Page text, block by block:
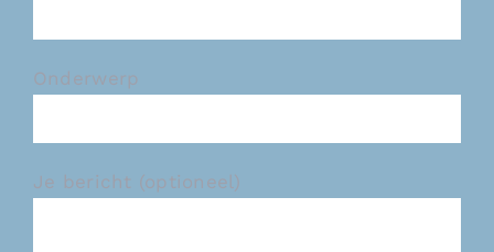
Onderwerp
Je bericht (optioneel)